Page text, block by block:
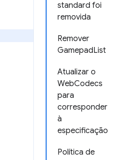
standard foi
removida
Remover
GamepadList
Atualizar o
WebCodecs
para
corresponder
à
especificação
Política de